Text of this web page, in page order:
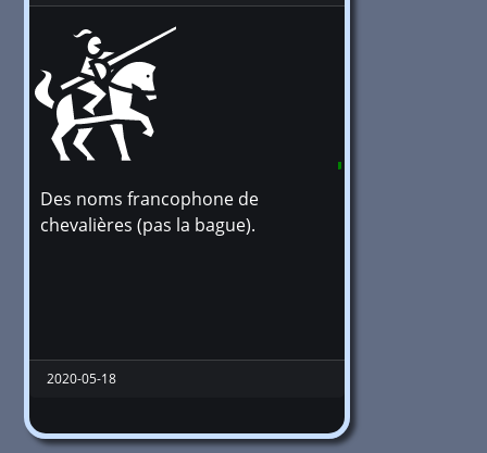
176529
Des noms francophone de
chevalières (pas la bague).
2020-05-18